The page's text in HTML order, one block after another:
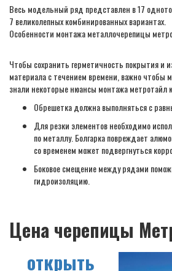
Весь модельный ряд представлен в 17
7 великолепных комбинированных вариантах.
Особенности монтажа металлочерепицы
Чтобы сохранить герметичность покрытия и
материала с течением времени, важно чтобы
знали некоторые нюансы монтажа метротайл
Обрешетка должна выполняться с
Для резки элементов необходимо
по металлу. Болгарка повреждает
со временем может подвергнуться
Боковое смещение между рядами
гидроизоляцию.
Цена черепицы
открыть